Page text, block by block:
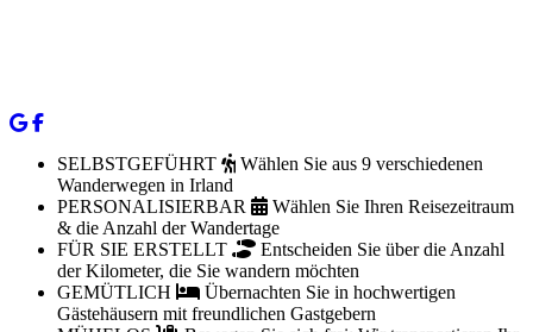
SELBSTGEFÜHRT
Wählen Sie aus 9 verschiedenen
Wanderwegen in Irland
PERSONALISIERBAR
Wählen Sie Ihren Reisezeitraum
& die Anzahl der Wandertage
FÜR SIE ERSTELLT
Entscheiden Sie über die Anzahl
der Kilometer, die Sie wandern möchten
GEMÜTLICH
Übernachten Sie in hochwertigen
Gästehäusern mit freundlichen Gastgebern